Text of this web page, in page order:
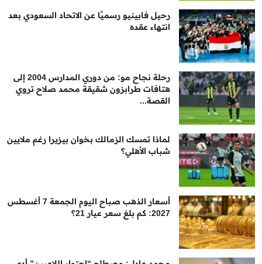
رحيل فابينيو رسميًا عن الاتحاد السعودي بعد
انتهاء عقده
رحلة نجاح مو: من دوري المدارس 2004 إلى
هتافات طرابزون شقيقة محمد صلاح تروي
القصة...
لماذا تمسك الزمالك بخوان بيزيرا رغم ملايين
شباب الأهلي؟
أسعار الذهب صباح اليوم الجمعة 7 أغسطس
2027: كم بلغ سعر عيار 21؟